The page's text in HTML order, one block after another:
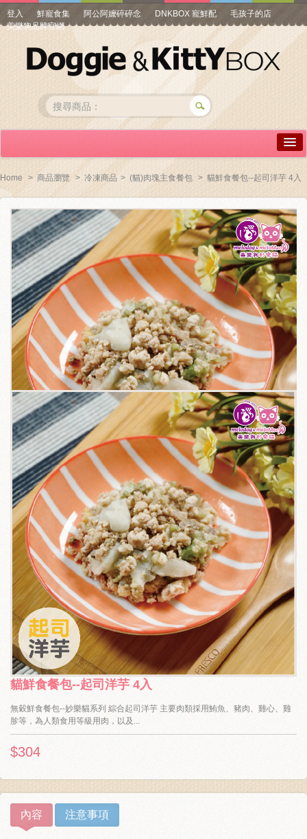
登入 鮮寵食集 阿公阿嬤碎碎念 DNKBOX 寵鮮配
毛孩子的店
美樂狗品牌官網
常見問答
商品瀏覽
線上訂購
帳號專區
關於我們
毛孩健康之道
Home > 商品瀏覽 > 冷凍商品 > (貓)肉塊主食餐包 > 貓鮮食餐包--起司洋芋 4入
貓鮮食餐包--起司洋芋 4入
無穀鮮食餐包--妙樂貓系列 綜合起司洋芋 主要肉類採用鮪魚、豬肉、雞心、雞
胗等，為人類食用等級用肉，以及...
$304
內容 注意事項